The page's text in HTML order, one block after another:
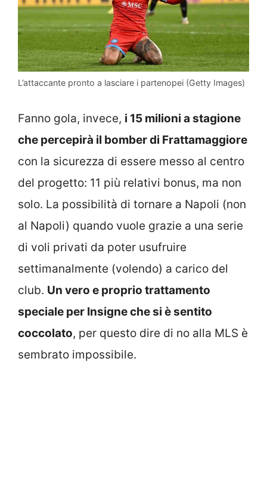
L’attaccante pronto a lasciare i partenopei (Getty Images)
Fanno gola, invece, i 15 milioni a stagione
che percepirà il bomber di Frattamaggiore
con la sicurezza di essere messo al centro
del progetto: 11 più relativi bonus, ma non
solo. La possibilità di tornare a Napoli (non
al Napoli) quando vuole grazie a una serie
di voli privati da poter usufruire
settimanalmente (volendo) a carico del
club. Un vero e proprio trattamento
speciale per Insigne che si è sentito
coccolato, per questo dire di no alla MLS è
sembrato impossibile.